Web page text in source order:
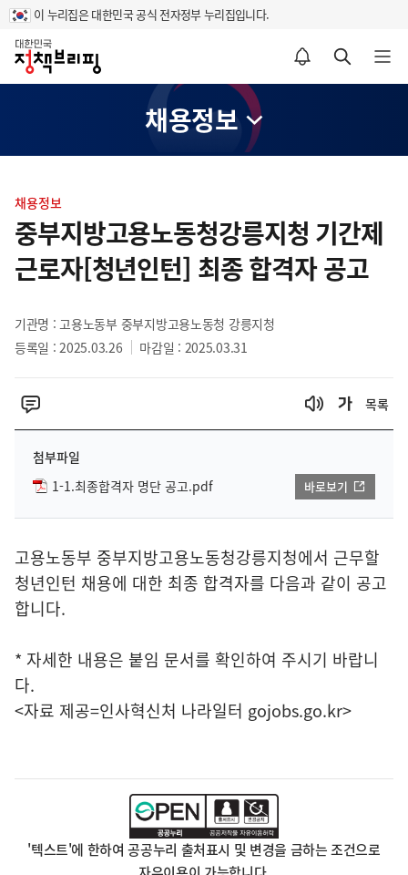
이 누리집은 대한민국 공식 전자정부 누리집입니다.
홈
알림설정 바로가기 검색 바로가기 메뉴 열기
채용정보
텐
츠
영
역
채용정보
중부지방고용노동청강릉지청 기간제
근로자[청년인턴] 최종 합격자 공고
기관명 : 고용노동부 중부지방고용노동청 강릉지청
등록일 : 2025.03.26
마감일 : 2025.03.31
목록
첨부파일
1-1.최종합격자 명단 공고.pdf
바로보기
고용노동부 중부지방고용노동청강릉지청에서 근무할
청년인턴 채용에 대한 최종 합격자를 다음과 같이 공고
합니다.
* 자세한 내용은 붙임 문서를 확인하여 주시기 바랍니
다.
<자료 제공=인사혁신처 나라일터 gojobs.go.kr>
'텍스트'에 한하여 공공누리 출처표시 및 변경을 금하는 조건으로